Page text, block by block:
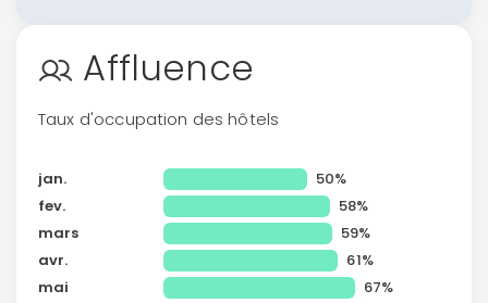
Affluence
Taux d'occupation des hôtels
jan.
50%
fev.
58%
mars
59%
avr.
61%
mai
67%